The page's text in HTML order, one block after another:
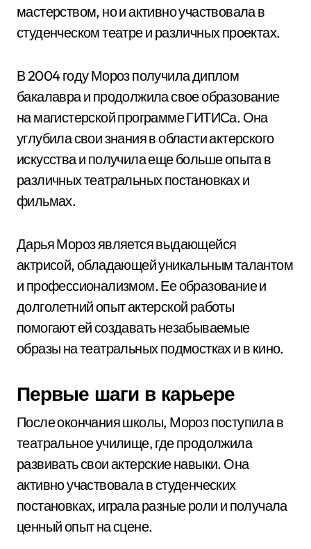
мастерством, но и активно участвовала в
студенческом театре и различных проектах.
В 2004 году Мороз получила диплом
бакалавра и продолжила свое образование
на магистерской программе ГИТИСа. Она
углубила свои знания в области актерского
искусства и получила еще больше опыта в
различных театральных постановках и
фильмах.
Дарья Мороз является выдающейся
актрисой, обладающей уникальным талантом
и профессионализмом. Ее образование и
долголетний опыт актерской работы
помогают ей создавать незабываемые
образы на театральных подмостках и в кино.
Первые шаги в карьере
После окончания школы, Мороз поступила в
театральное училище, где продолжила
развивать свои актерские навыки. Она
активно участвовала в студенческих
постановках, играла разные роли и получала
ценный опыт на сцене.